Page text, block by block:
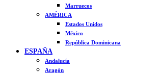
Marruecos
AMÉRICA
Estados Unidos
México
República Dominicana
ESPAÑA
Andalucía
Aragón